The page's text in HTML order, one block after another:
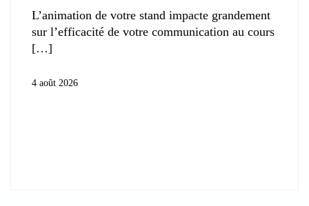
L’animation de votre stand impacte grandement
sur l’efficacité de votre communication au cours
4 août 2026